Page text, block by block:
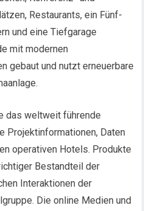
Restaurants, ein Fünf-
und eine Tiefgarage
mit modernen
gebaut und nutzt erneuerbare
das weltweit führende
Projektinformationen, Daten
operativen Hotels. Produkte
Bestandteil der
Interaktionen der
Die online Medien und